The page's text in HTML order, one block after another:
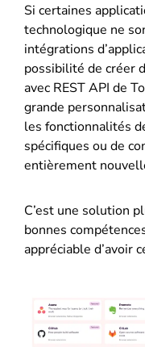
Si certaines
technologique ne
intégrations
possibilité de créer
avec REST API de
grande
les fonctionnalités
spécifiques ou de
entièrement
C’est une solution
bonnes
appréciable d’avoir